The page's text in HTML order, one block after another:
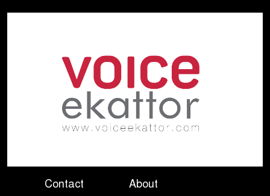
প্রতিক্রিয়া ঢাকার
বিপৎসীমার ওপরে তিস্তা কুশিয়ারা
উজানের ঢল ও ভারী বৃষ্টিতে বন্যার
শঙ্কায় ১০ জেলা
নিষেধাজ্ঞা
Contact About